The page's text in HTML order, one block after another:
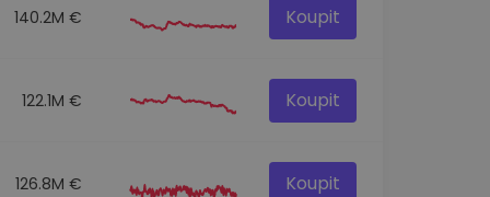
140.2M € Koupit
122.1M € Koupit
126.8M € Koupit